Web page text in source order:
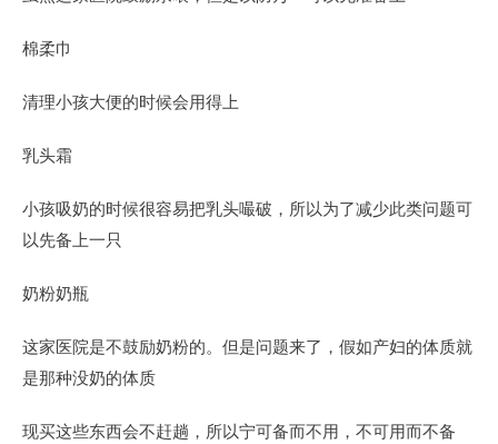
棉柔巾
清理小孩大便的时候会用得上
乳头霜
小孩吸奶的时候很容易把乳头嘬破，所以为了减少此类问题可
以先备上一只
奶粉奶瓶
这家医院是不鼓励奶粉的。但是问题来了，假如产妇的体质就
是那种没奶的体质
现买这些东西会不赶趟，所以宁可备而不用，不可用而不备